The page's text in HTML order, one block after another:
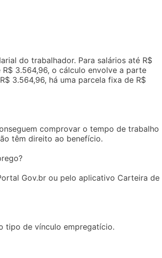
do trabalhador. Para salários até R$
3.564,96, o cálculo envolve a parte
3.564,96, há uma parcela fixa de R$
comprovar o tempo de trabalho
têm direito ao benefício.
Gov.br ou pelo aplicativo Carteira de
tipo de vínculo empregatício.